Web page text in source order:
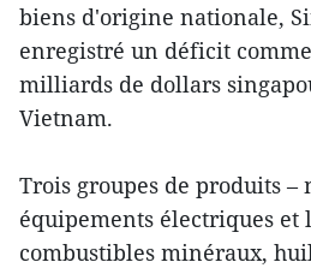
biens d'origine nationale,
enregistré un déficit
milliards de dollars
Vietnam.
Trois groupes de produits –
équipements électriques et
combustibles minéraux,